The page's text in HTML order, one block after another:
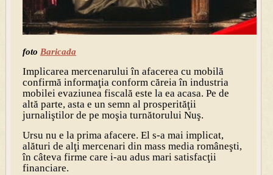
foto Baricada
Implicarea mercenarului în afacerea cu mobilă
confirmă informaţia conform căreia în industria
mobilei evaziunea fiscală este la ea acasa. Pe de
altă parte, asta e un semn al prosperităţii
jurnaliştilor de pe moşia turnătorului Nuş.
Ursu nu e la prima afacere. El s-a mai implicat,
alături de alţi mercenari din mass media româneşti,
în câteva firme care i-au adus mari satisfacţii
financiare.